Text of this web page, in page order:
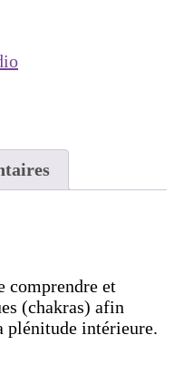
comprendre et
(chakras) afin
plénitude intérieure.